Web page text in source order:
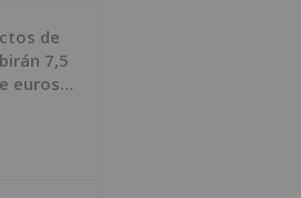
de
7,5
euros